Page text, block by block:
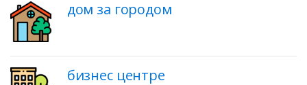
дом за городом
бизнес центре